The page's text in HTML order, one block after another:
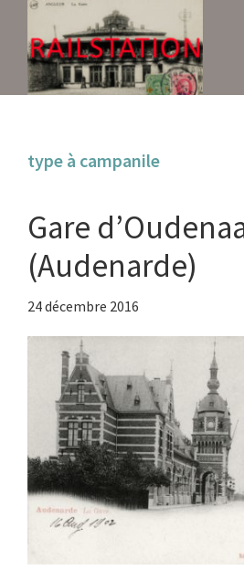
main
content
primary
sidebar
type à campanile
Gare
(Audenarde)
24 décembre 2016